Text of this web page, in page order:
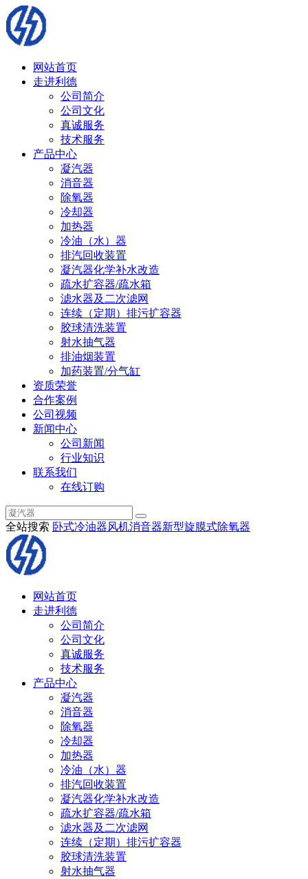
网站首页
走进利德
公司简介
公司文化
真诚服务
技术服务
产品中心
凝汽器
消音器
除氧器
冷却器
加热器
冷油（水）器
排汽回收装置
凝汽器化学补水改造
疏水扩容器/疏水箱
滤水器及二次滤网
连续（定期）排污扩容器
胶球清洗装置
射水抽气器
排油烟装置
加药装置/分气缸
资质荣誉
合作案例
公司视频
新闻中心
公司新闻
行业知识
联系我们
在线订购
全站搜索 卧式冷油器风机消音器新型旋膜式除氧器
网站首页
走进利德
公司简介
公司文化
真诚服务
技术服务
产品中心
凝汽器
消音器
除氧器
冷却器
加热器
冷油（水）器
排汽回收装置
凝汽器化学补水改造
疏水扩容器/疏水箱
滤水器及二次滤网
连续（定期）排污扩容器
胶球清洗装置
射水抽气器